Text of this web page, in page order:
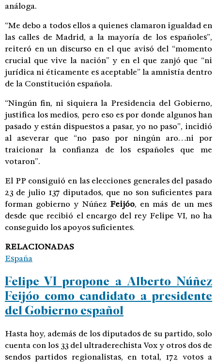
análoga.
“Me debo a todos ellos a quienes clamaron igualdad en
las calles de Madrid, a la mayoría de los españoles”,
reiteró en un discurso en el que avisó del “momento
crucial que vive la nación” y en el que zanjó que “ni
jurídica ni éticamente es aceptable” la amnistía dentro
de la Constitución española.
“Ningún fin, ni siquiera la Presidencia del Gobierno,
justifica los medios, pero eso es por donde algunos han
pasado y están dispuestos a pasar, yo no paso”, incidió
al aseverar que “no paso por ningún aro…ni por
traicionar la confianza de los españoles que me
votaron”.
El PP consiguió en las elecciones generales del pasado
23 de julio 137 diputados, que no son suficientes para
forman gobierno y Núñez Feijóo, en más de un mes
desde que recibió el encargo del rey Felipe VI, no ha
conseguido los apoyos suficientes.
RELACIONADAS
España
Felipe VI propone a Alberto Núñez
Feijóo como candidato a presidente
del Gobierno español
Hasta hoy, además de los diputados de su partido, solo
cuenta con los 33 del ultraderechista Vox y otros dos de
sendos partidos regionalistas, en total, 172 votos a